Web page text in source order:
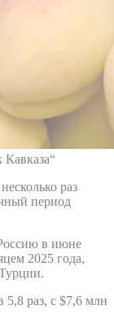
раз
период
в июне
2025 года,
раз, с $7,6 млн